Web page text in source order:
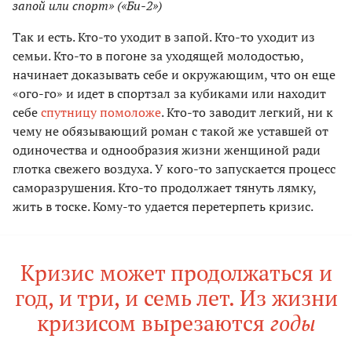
запой или спорт» («Би-2»)
Так и есть. Кто-то уходит в запой. Кто-то уходит из
семьи. Кто-то в погоне за уходящей молодостью,
начинает доказывать себе и окружающим, что он еще
«ого-го» и идет в спортзал за кубиками или находит
себеспутницу помоложе. Кто-то заводит легкий, ни к
чему не обязывающий роман с такой же уставшей от
одиночества и однообразия жизни женщиной ради
глотка свежего воздуха. У кого-то запускается процесс
саморазрушения. Кто-то продолжает тянуть лямку,
жить в тоске. Кому-то удается перетерпеть кризис.
Кризис может продолжаться и
год, и три, и семь лет. Из жизни
кризисом вырезаются годы